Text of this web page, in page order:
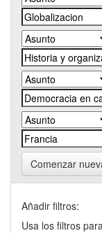
Comenzar
Añadir filtros:
Usa los filtros